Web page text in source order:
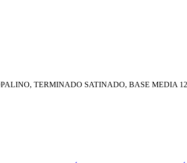
TERMINADO SATINADO, BASE MEDIA